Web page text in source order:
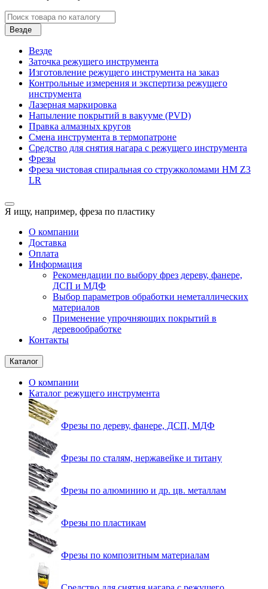
Везде
Везде
Заточка режущего инструмента
Изготовление режущего инструмента на заказ
Контрольные измерения и экспертиза режущего
инструмента
Лазерная маркировка
Напыление покрытий в вакууме (PVD)
Правка алмазных кругов
Смена инструмента в термопатроне
Средство для снятия нагара с режущего инструмента
Фрезы
Фреза чистовая спиральная со стружколомами HM Z3
LR
Я ищу, например, фреза по пластику
О компании
Доставка
Оплата
Информация
Рекомендации по выбору фрез дереву, фанере,
ДСП и МДФ
Выбор параметров обработки неметаллических
материалов
Применение упрочняющих покрытий в
деревообработке
Контакты
Каталог
О компании
Каталог режущего инструмента
Фрезы по дереву, фанере, ДСП, МДФ
Фрезы по сталям, нержавейке и титану
Фрезы по алюминию и др. цв. металлам
Фрезы по пластикам
Фрезы по композитным материалам